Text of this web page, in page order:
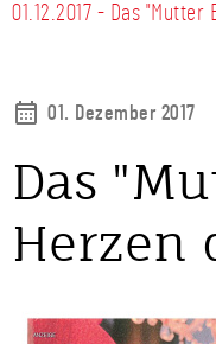
01.12.2017 - Das
01. Dezember 2017
Das
Herzen